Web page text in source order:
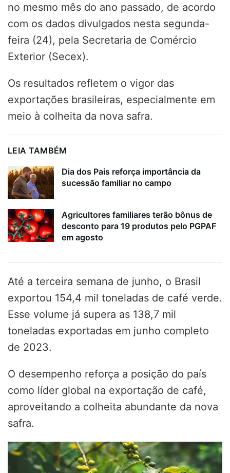
no mesmo mês do ano passado, de acordo
com os dados divulgados nesta segunda-
feira (24), pela Secretaria de Comércio
Exterior (Secex).
Os resultados refletem o vigor das
exportações brasileiras, especialmente em
meio à colheita da nova safra.
LEIA TAMBÉM
Dia dos Pais reforça importância da
sucessão familiar no campo
Agricultores familiares terão bônus de
desconto para 19 produtos pelo PGPAF
em agosto
Até a terceira semana de junho, o Brasil
exportou 154,4 mil toneladas de café verde.
Esse volume já supera as 138,7 mil
toneladas exportadas em junho completo
de 2023.
O desempenho reforça a posição do país
como líder global na exportação de café,
aproveitando a colheita abundante da nova
safra.